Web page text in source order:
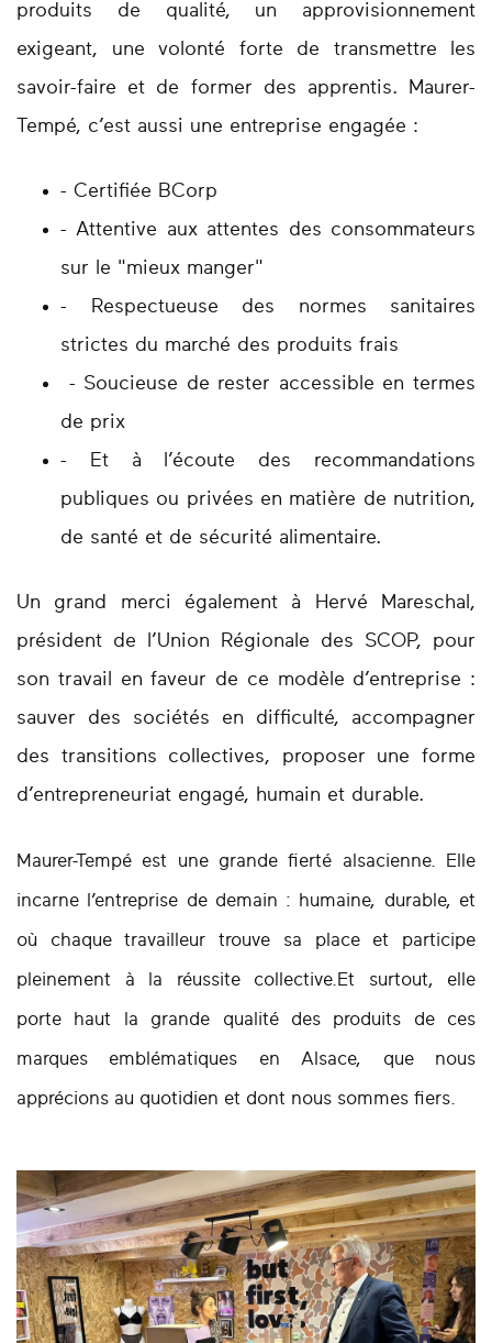
produits de qualité, un approvisionnement
exigeant, une volonté forte de transmettre les
savoir-faire et de former des apprentis. Maurer-
Tempé, c’est aussi une entreprise engagée :
- Certifiée BCorp
- Attentive aux attentes des consommateurs
sur le "mieux manger"
- Respectueuse des normes sanitaires
strictes du marché des produits frais
- Soucieuse de rester accessible en termes
de prix
- Et à l’écoute des recommandations
publiques ou privées en matière de nutrition,
de santé et de sécurité alimentaire.
Un grand merci également à Hervé Mareschal,
président de l’Union Régionale des SCOP, pour
son travail en faveur de ce modèle d’entreprise :
sauver des sociétés en difficulté, accompagner
des transitions collectives, proposer une forme
d’entrepreneuriat engagé, humain et durable.
Maurer-Tempé est une grande fierté alsacienne. Elle
incarne l’entreprise de demain : humaine, durable, et
où chaque travailleur trouve sa place et participe
pleinement à la réussite collective.Et surtout, elle
porte haut la grande qualité des produits de ces
marques emblématiques en Alsace, que nous
apprécions au quotidien et dont nous sommes fiers.